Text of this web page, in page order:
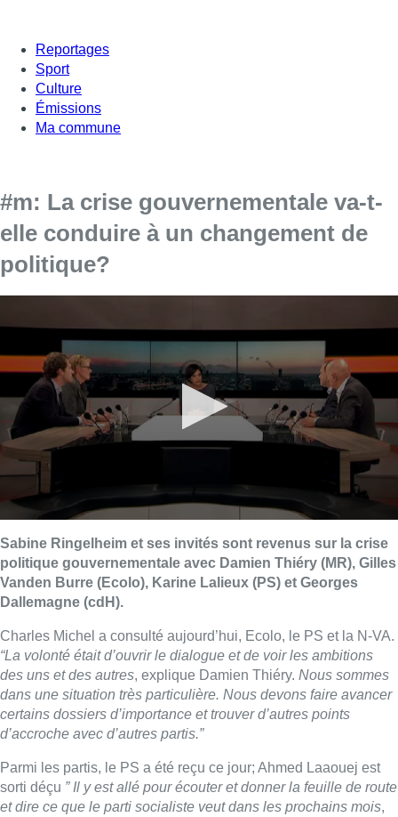
Reportages
Sport
Culture
Émissions
Ma commune
#m: La crise gouvernementale va-t-
elle conduire à un changement de
politique?
Sabine Ringelheim et ses invités sont revenus sur la crise
politique gouvernementale avec Damien Thiéry (MR), Gilles
Vanden Burre (Ecolo), Karine Lalieux (PS) et Georges
Dallemagne (cdH).
Charles Michel a consulté aujourd’hui, Ecolo, le PS et la N-VA.
“La volonté était d’ouvrir le dialogue et de voir les ambitions
des uns et des autres, explique Damien Thiéry. Nous sommes
dans une situation très particulière. Nous devons faire avancer
certains dossiers d’importance et trouver d’autres points
d’accroche avec d’autres partis.”
Parmi les partis, le PS a été reçu ce jour; Ahmed Laaouej est
sorti déçu ” Il y est allé pour écouter et donner la feuille de route
et dire ce que le parti socialiste veut dans les prochains mois,